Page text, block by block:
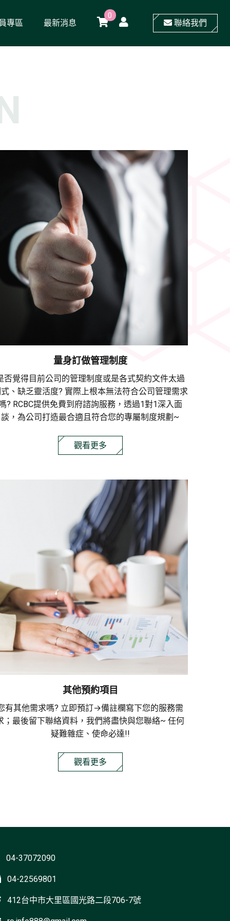
專區 最新消息
0
聯絡我們
量身訂做管理制度
否覺得目前公司的管理制度或是各式契約文件太過
、缺乏靈活度? 實際上根本無法符合公司管理需求
? RCBC提供免費到府諮詢服務，透過1對1深入面
談，為公司打造最合適且符合您的專屬制度規劃~
觀看更多
其他預約項目
有其他需求嗎? 立即預訂→備註欄寫下您的服務需
；最後留下聯絡資料，我們將盡快與您聯絡~ 任何
疑難雜症、使命必達!!
觀看更多
04-37072090
04-22569801
412台中市大里區國光路二段706-7號